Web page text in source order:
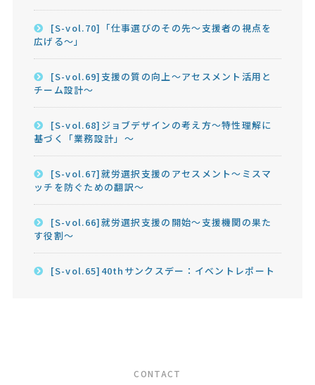
[S-vol.70]「仕事選びのその先～支援者の視点を
広げる～」
[S-vol.69]支援の質の向上～アセスメント活用と
チーム設計～
[S-vol.68]ジョブデザインの考え方～特性理解に
基づく「業務設計」～
[S-vol.67]就労選択支援のアセスメント～ミスマ
ッチを防ぐための翻訳～
[S-vol.66]就労選択支援の開始～支援機関の果た
す役割～
[S-vol.65]40thサンクスデー：イベントレポート
CONTACT